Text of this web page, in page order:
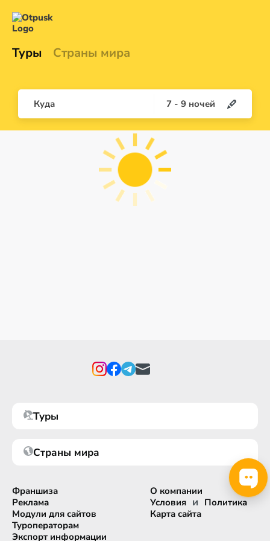
Туры Страны мира
Куда 7 - 9 ночей
Туры
Страны мира
Франшиза
Реклама
Модули для сайтов
Туроператорам
Экспорт информации
О компании
Условия и Политика
Карта сайта